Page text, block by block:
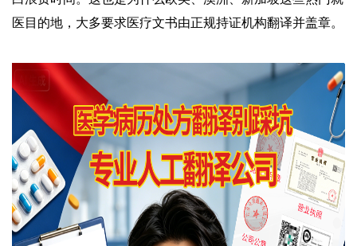
医目的地，大多要求医疗文书由正规持证机构翻译并盖章。